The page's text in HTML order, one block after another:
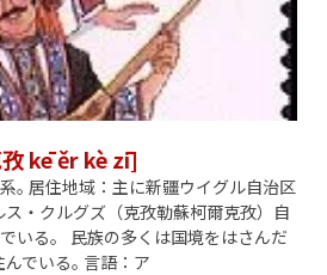
kē ěr kè zī]
｡ 居住地域：主に新疆ウイグル自治区
・クルグズ（克孜勒蘇柯爾克孜）自
いる。 民族の多くは国境をはさんだ
でいる｡ 言語：ア